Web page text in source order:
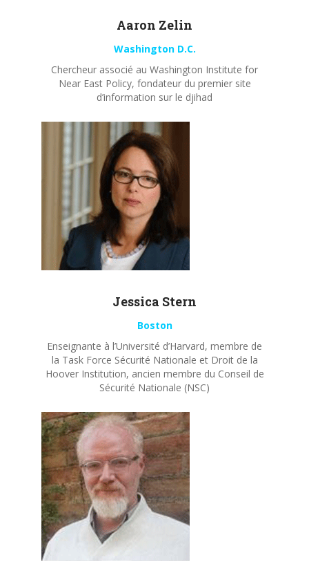
Aaron Zelin
Washington D.C.
Chercheur associé au Washington Institute for
Near East Policy, fondateur du premier site
d’information sur le djihad
Jessica Stern
Boston
Enseignante à l’Université d’Harvard, membre de
la Task Force Sécurité Nationale et Droit de la
Hoover Institution, ancien membre du Conseil de
Sécurité Nationale (NSC)